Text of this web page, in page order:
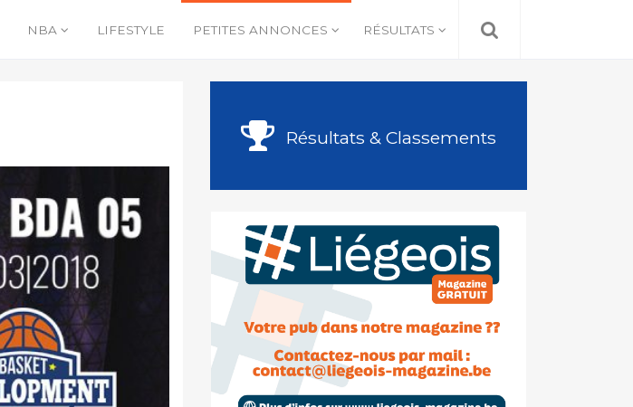
NBA LIFESTYLE PETITES ANNONCES RÉSULTATS
Résultats & Classements